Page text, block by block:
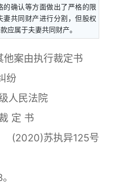
确认等方面做出了严格的限
共同财产进行分割，但股权
应属于夫妻共同财产。
案由执行裁定书
纷
人民法院
定 书
苏执异125号